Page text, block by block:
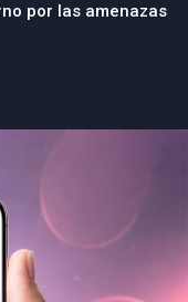
por las amenazas